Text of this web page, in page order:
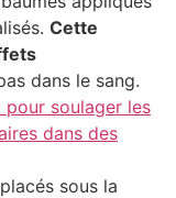
Cette
dans le sang.
soulager les
dans des
sous la